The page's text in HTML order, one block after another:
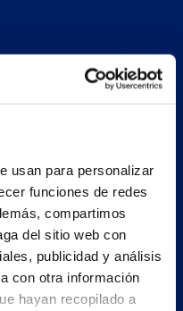
usan para personalizar
funciones de redes
compartimos
del sitio web con
publicidad y análisis
con otra información
hayan recopilado a